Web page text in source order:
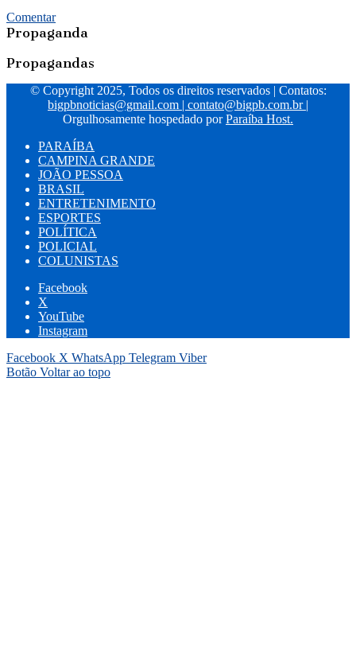
Comentar
Propaganda
Propagandas
© Copyright 2025, Todos os direitos reservados | Contatos:
bigpbnoticias@gmail.com | contato@bigpb.com.br |
Orgulhosamente hospedado porParaíba Host.
PARAÍBA
CAMPINA GRANDE
JOÃO PESSOA
BRASIL
ENTRETENIMENTO
ESPORTES
POLÍTICA
POLICIAL
COLUNISTAS
Facebook
X
YouTube
Instagram
Facebook X WhatsApp Telegram Viber
Botão Voltar ao topo